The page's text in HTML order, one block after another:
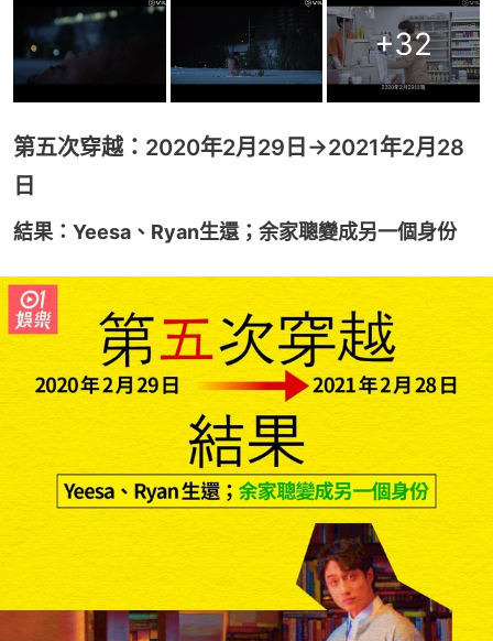
+32
第五次穿越：2020年2月29日→2021年2月28
日
結果：Yeesa、Ryan生還；余家聰變成另一個身份